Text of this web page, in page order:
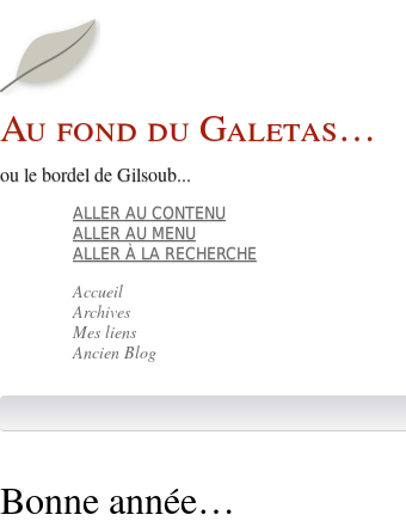
Au fond du Galetas…
ou le bordel de Gilsoub...
ALLER AU CONTENU
ALLER AU MENU
ALLER À LA RECHERCHE
Accueil
Archives
Mes liens
Ancien Blog
Bonne année…